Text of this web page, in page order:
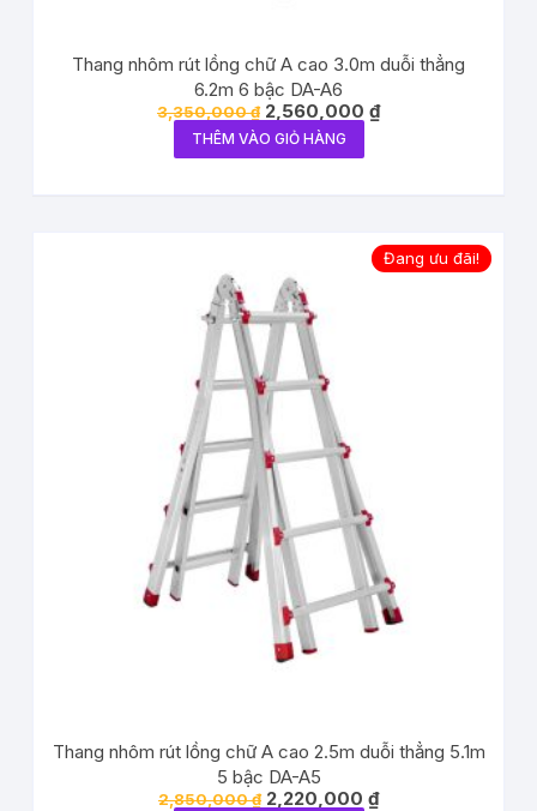
Thang nhôm rút lồng chữ A cao 3.0m duỗi thẳng
6.2m 6 bậc DA-A6
3,350,000₫ 2,560,000 ₫
THÊM VÀO GIỎ HÀNG
Đang ưu đãi!
Thang nhôm rút lồng chữ A cao 2.5m duỗi thẳng 5.1m
5 bậc DA-A5
2,850,000₫ 2,220,000 ₫